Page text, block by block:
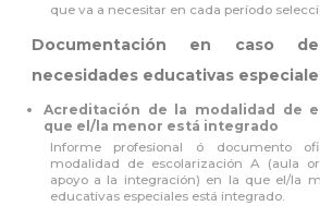
que va a necesitar en cada período
Documentación en caso
necesidades educativas
Acreditación de la modalidad de
que el/la menor está integrado
Informe profesional ó documento
modalidad de escolarización A (aula
apoyo a la integración) en la que el/la
educativas especiales está integrado.